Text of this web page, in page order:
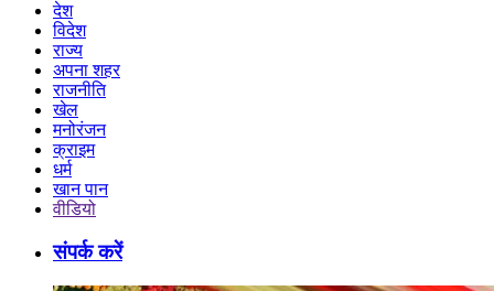
देश
विदेश
राज्य
अपना शहर
राजनीति
खेल
मनोरंजन
क्राइम
धर्म
खान पान
वीडियो
संपर्क करें